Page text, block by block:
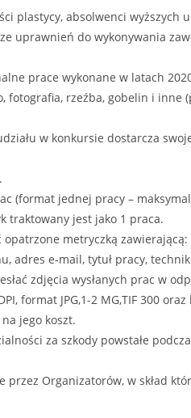
plastycy, absolwenci wyższych
uprawnień do wykonywania
prace wykonane w latach
fotografia, rzeźba, gobelin i inne
w konkursie dostarcza
(format jednej pracy –
traktowany jest jako 1 praca.
opatrzone metryczką
adres e-mail, tytuł pracy,
zdjęcia wysłanych prac w
format JPG,1-2 MG,TIF 300
jego koszt.
za szkody powstałe
przez Organizatorów, w skład